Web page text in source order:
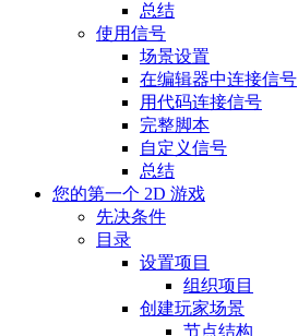
总结
使用信号
场景设置
在编辑器中连接信号
用代码连接信号
完整脚本
自定义信号
总结
您的第一个 2D 游戏
先决条件
目录
设置项目
组织项目
创建玩家场景
节点结构